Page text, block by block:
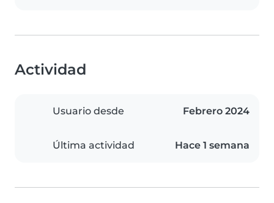
Actividad
Usuario desde Febrero 2024
Última actividad Hace 1 semana